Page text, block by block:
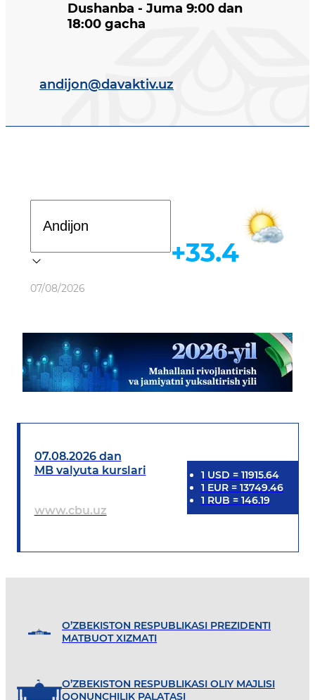
Dushanba - Juma 9:00 dan
18:00 gacha
andijon@davaktiv.uz
Ob-havo
07/08/2026
+33.4
07.08.2026 dan
MB valyuta kurslari
www.cbu.uz
1 USD = 11915.64
1 EUR= 13749.46
1 RUB = 146.19
O’ZBEKISTON RESPUBLIKASI PREZIDENTI
MATBUOT XIZMATI
O’ZBEKISTON RESPUBLIKASI OLIY MAJLISI
QONUNCHILIK PALATASI